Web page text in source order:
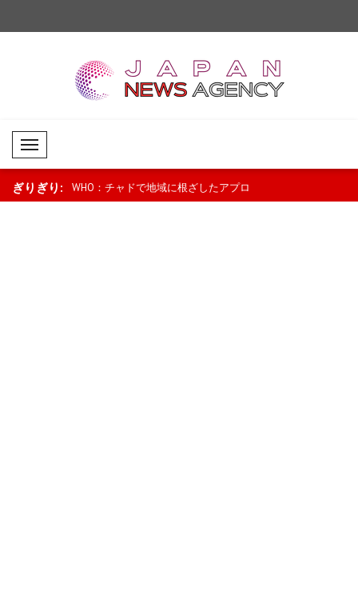
Mobil Menü
ぎりぎり:
価格引き下 WHO：チャドで地域に根ざしたアプロ